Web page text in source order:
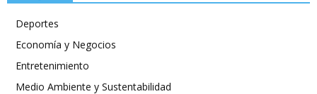
Deportes
Economía y Negocios
Entretenimiento
Medio Ambiente y Sustentabilidad